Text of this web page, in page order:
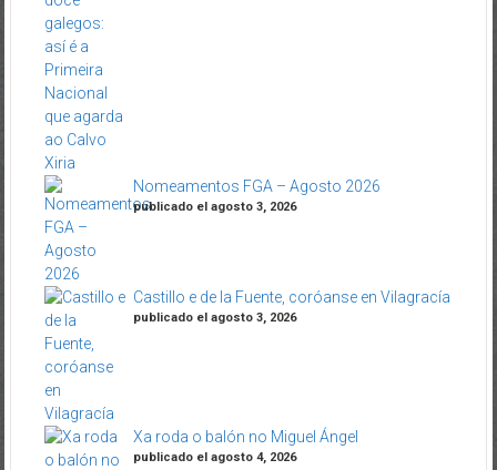
Nomeamentos FGA – Agosto 2026
publicado el agosto 3, 2026
Castillo e de la Fuente, coróanse en Vilagracía
publicado el agosto 3, 2026
Xa roda o balón no Miguel Ángel
publicado el agosto 4, 2026